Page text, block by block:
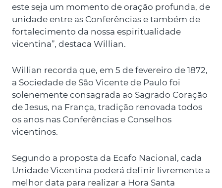
este seja um momento de oração profunda, de
unidade entre as Conferências e também de
fortalecimento da nossa espiritualidade
vicentina”, destaca Willian.
Willian recorda que, em 5 de fevereiro de 1872,
a Sociedade de São Vicente de Paulo foi
solenemente consagrada ao Sagrado Coração
de Jesus, na França, tradição renovada todos
os anos nas Conferências e Conselhos
vicentinos.
Segundo a proposta da Ecafo Nacional, cada
Unidade Vicentina poderá definir livremente a
melhor data para realizar a Hora Santa